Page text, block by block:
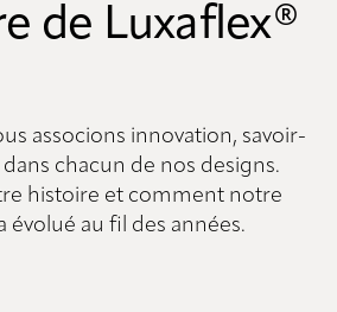
de Luxaflex®
associons innovation, savoir-
chacun de nos designs.
histoire et comment notre
évolué au fil des années.